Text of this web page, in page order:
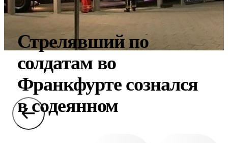
Стрелявший по
солдатам во
Франкфурте сознался
в содеянном